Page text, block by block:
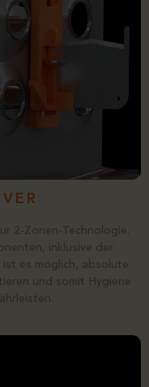
2-Zonen-Technologie.
inklusive der
ist es möglich, absolute
und somit Hygiene